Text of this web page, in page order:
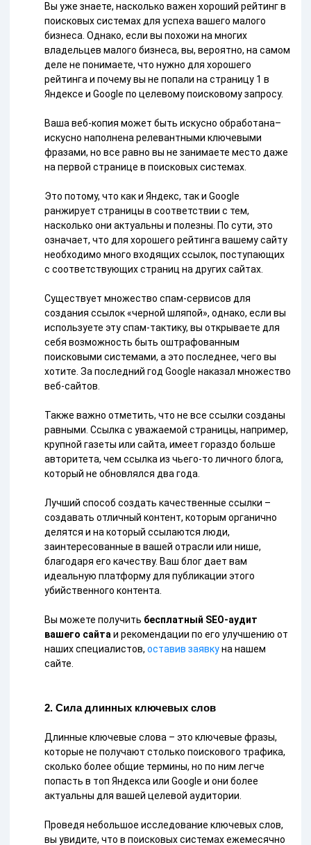
Вы уже знаете, насколько важен хороший рейтинг в
поисковых системах для успеха вашего малого
бизнеса. Однако, если вы похожи на многих
владельцев малого бизнеса, вы, вероятно, на самом
деле не понимаете, что нужно для хорошего
рейтинга и почему вы не попали на страницу 1 в
Яндексе и Google по целевому поисковому запросу.
Ваша веб-копия может быть искусно обработана–
искусно наполнена релевантными ключевыми
фразами, но все равно вы не занимаете место даже
на первой странице в поисковых системах.
Это потому, что как и Яндекс, так и Google
ранжирует страницы в соответствии с тем,
насколько они актуальны и полезны. По сути, это
означает, что для хорошего рейтинга вашему сайту
необходимо много входящих ссылок, поступающих
с соответствующих страниц на других сайтах.
Существует множество спам-сервисов для
создания ссылок «черной шляпой», однако, если вы
используете эту спам-тактику, вы открываете для
себя возможность быть оштрафованным
поисковыми системами, а это последнее, чего вы
хотите. За последний год Google наказал множество
веб-сайтов.
Также важно отметить, что не все ссылки созданы
равными. Ссылка с уважаемой страницы, например,
крупной газеты или сайта, имеет гораздо больше
авторитета, чем ссылка из чьего-то личного блога,
который не обновлялся два года.
Лучший способ создать качественные ссылки –
создавать отличный контент, которым органично
делятся и на который ссылаются люди,
заинтересованные в вашей отрасли или нише,
благодаря его качеству. Ваш блог дает вам
идеальную платформу для публикации этого
убийственного контента.
Вы можете получить бесплатный SEO-аудит
вашего сайта и рекомендации по его улучшению от
наших специалистов, оставив заявкуна нашем
сайте.
2. Сила длинных ключевых слов
Длинные ключевые слова – это ключевые фразы,
которые не получают столько поискового трафика,
сколько более общие термины, но по ним легче
попасть в топ Яндекса или Google и они более
актуальны для вашей целевой аудитории.
Проведя небольшое исследование ключевых слов,
вы увидите, что в поисковых системах ежемесячно